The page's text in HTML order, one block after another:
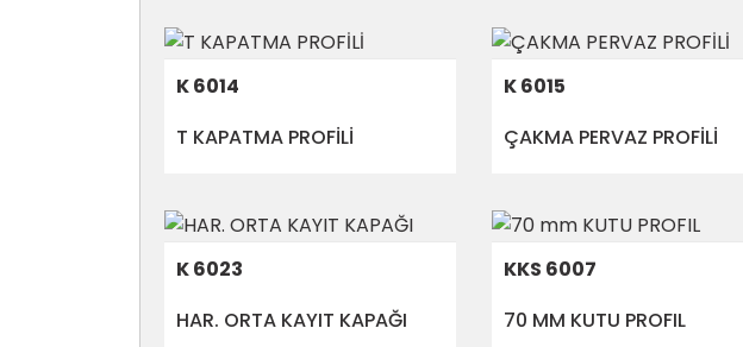
K 6014
T KAPATMA PROFİLİ
K 6015
ÇAKMA PERVAZ PROFİLİ
K 6023
HAR. ORTA KAYIT KAPAĞI
KKS 6007
70 MM KUTU PROFIL